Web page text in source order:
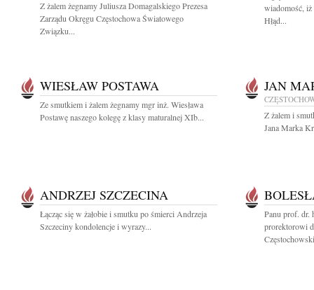
Z żalem żegnamy Juliusza Domagalskiego Prezesa
Zarządu Okręgu Częstochowa Światowego
Związku...
wiadomość, iż
Hłąd...
WIESŁAW POSTAWA
Ze smutkiem i żalem żegnamy mgr inż. Wiesława
Postawę naszego kolegę z klasy maturalnej XIb...
JAN
Z żalem i
Jana Marka
ANDRZEJ SZCZECINA
Łącząc się w żałobie i smutku po śmierci Andrzeja
Szczeciny kondolencje i wyrazy...
Panu prof. dr.
prorektorowi